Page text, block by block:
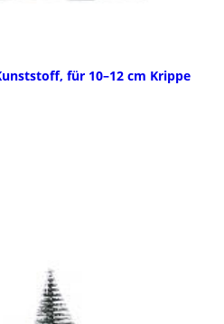
für 10–12 cm Krippe